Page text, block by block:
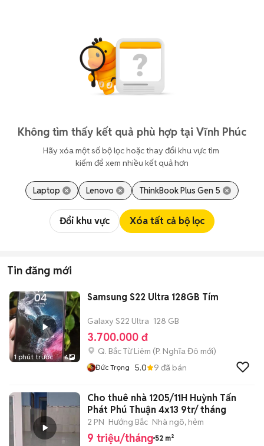
Không tìm thấy kết quả phù hợp tại Vĩnh Phúc
Hãy xóa một số bộ lọc hoặc thay đổi khu vực tìm
kiếm để xem nhiều kết quả hơn
Laptop Lenovo ThinkBook Plus Gen 5
Đổi khu vực Xóa tất cả bộ lọc
Tin đăng mới
1 phút trước 6
Samsung S22 Ultra 128GB Tím
Galaxy S22 Ultra 128 GB
3.700.000 đ
Q. Bắc Từ Liêm (P. Nghĩa Đô mới)
Đức Trọng 5.0 9 đã bán
Cho thuê nhà 1205/11H Huỳnh Tấn
Phát Phú Thuận 4x13 9tr/ tháng
2 PN Hướng Bắc Nhà ngõ, hẻm
9 triệu/tháng 52 m²